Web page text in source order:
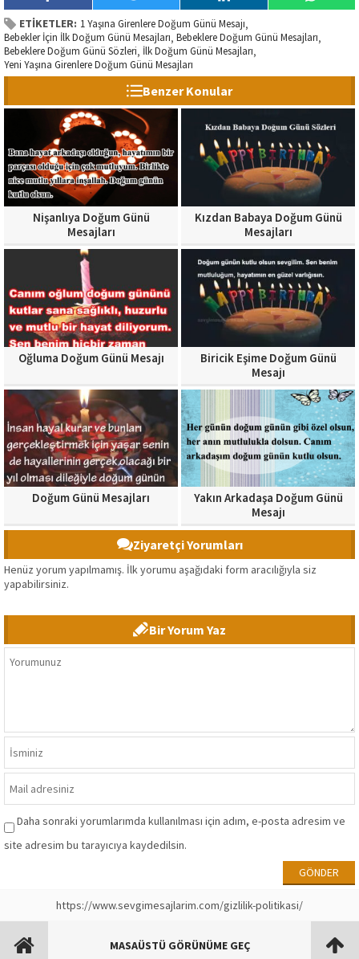
ETİKETLER: 1 Yaşına Girenlere Doğum Günü Mesajı,
Bebekler İçin İlk Doğum Günü Mesajları, Bebeklere Doğum Günü Mesajları,
Bebeklere Doğum Günü Sözleri, İlk Doğum Günü Mesajları,
Yeni Yaşına Girenlere Doğum Günü Mesajları
Benzer Konular
Nişanlıya Doğum Günü
Mesajları
Kızdan Babaya Doğum Günü
Mesajları
Oğluma Doğum Günü Mesajı
Biricik Eşime Doğum Günü
Mesajı
Doğum Günü Mesajları
Yakın Arkadaşa Doğum Günü
Mesajı
Ziyaretçi Yorumları
Henüz yorum yapılmamış. İlk yorumu aşağıdaki form aracılığıyla siz
yapabilirsiniz.
Bir Yorum Yaz
Daha sonraki yorumlarımda kullanılması için adım, e-posta adresim ve
site adresim bu tarayıcıya kaydedilsin.
https://www.sevgimesajlarim.com/gizlilik-politikasi/
MASAÜSTÜ GÖRÜNÜME GEÇ